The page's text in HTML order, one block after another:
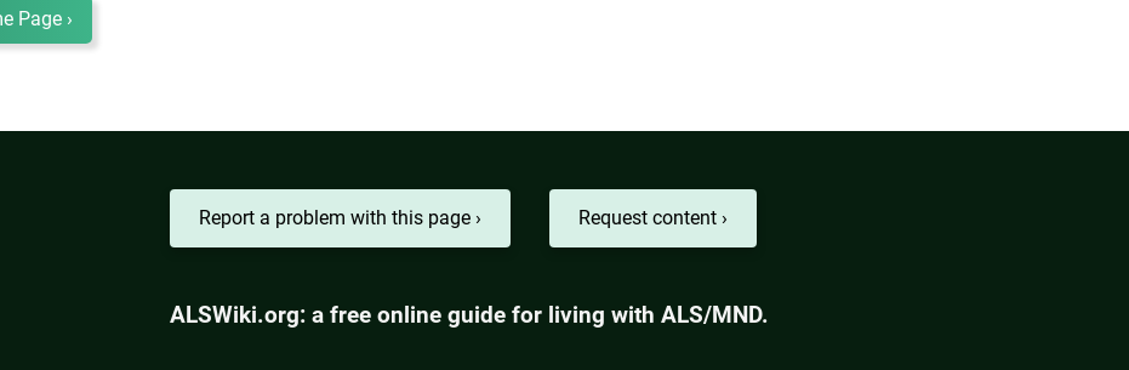
Page ›
Report a problem with this page › Request content ›
ALSWiki.org: a free online guide for living with ALS/MND.